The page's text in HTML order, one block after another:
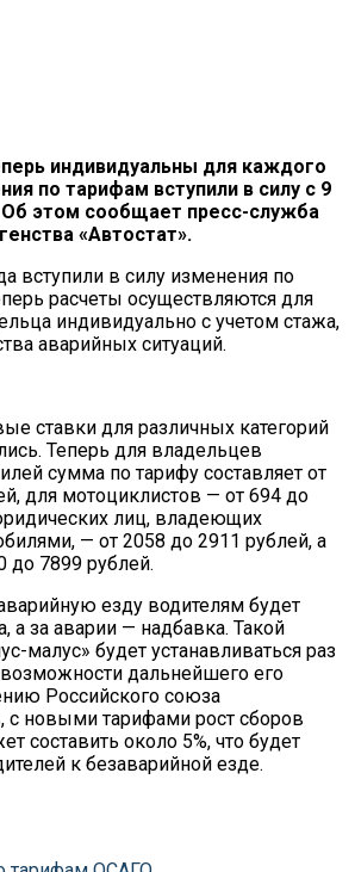
индивидуальны для каждого
по тарифам вступили в силу с 9
Об этом сообщает пресс-служба
«Автостат».
вступили в силу изменения по
расчеты осуществляются для
индивидуально с учетом стажа,
аварийных ситуаций.
ставки для различных категорий
Теперь для владельцев
сумма по тарифу составляет от
для мотоциклистов — от 694 до
лиц, владеющих
— от 2058 до 2911 рублей, а
до 7899 рублей.
езду водителям будет
а за аварии — надбавка. Такой
малус» будет устанавливаться раз
дальнейшего его
Российского союза
с новыми тарифами рост сборов
составить около 5%, что будет
к безаварийной езде.